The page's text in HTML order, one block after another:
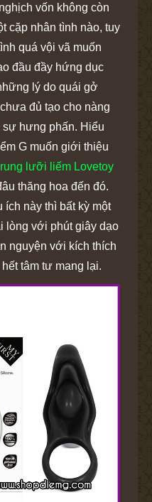
vốn không còn
cặp nhân tình nào, tuy
quá vội vã muốn
đầu đầy hứng dục
lý do quái gở
đủ tạo cho nàng
hưng phấn. Hiểu
G muốn giới thiệu
lưỡi liếm Lovetoy
thăng hoa đến đó.
này thì bất kỳ một
lòng với phút giây dạo
nguyện với kích thích
tâm tư mang lại.